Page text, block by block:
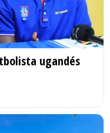
ugandés